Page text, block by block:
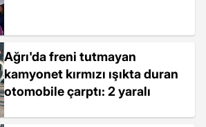
Ağrı'da freni tutmayan
kamyonet kırmızı ışıkta duran
otomobile çarptı: 2 yaralı